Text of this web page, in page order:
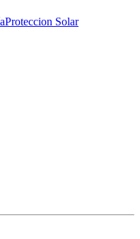
Proteccion Solar